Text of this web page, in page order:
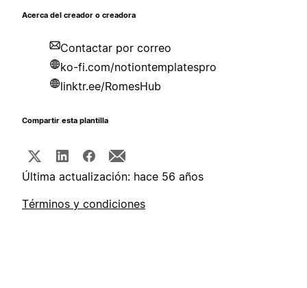
Acerca del creador o creadora
Contactar por correo
ko-fi.com/notiontemplatespro
linktr.ee/RomesHub
Compartir esta plantilla
Última actualización: hace 56 años
Términos y condiciones